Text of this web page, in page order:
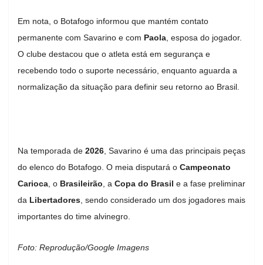
Em nota, o Botafogo informou que mantém contato
permanente com Savarino e com Paola , esposa do jogador.
O clube destacou que o atleta está em segurança e
recebendo todo o suporte necessário, enquanto aguarda a
normalização da situação para definir seu retorno ao Brasil.
Na temporada de 2026 , Savarino é uma das principais peças
do elenco do Botafogo. O meia disputará o Campeonato
Carioca , o Brasileirão , a Copa do Brasil e a fase preliminar
da Libertadores , sendo considerado um dos jogadores mais
importantes do time alvinegro.
Foto: Reprodução/Google Imagens